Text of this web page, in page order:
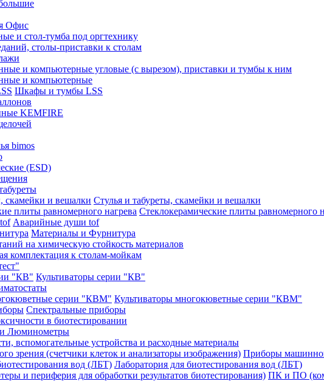
Офис
и стол-тумба под оргтехнику
столы-приставки к столам
и компьютерные угловые (с вырезом), приставки и тумбы к ним
и компьютерные
Шкафы и тумбы LSS
KEMFIRE
bimos
(ESD)
Стулья и табуреты, скамейки и вешалки
Стеклокерамические плиты равномерного
Аварийные души tof
Материалы и Фурнитура
на химическую стойкость материалов
комплектация к столам-мойкам
Культиваторы серии "КВ"
Культиваторы многокюветные серии "КВМ"
Спектральные приборы
в биотестировании
Люминометры
вспомогательные устройства и расходные материалы
Приборы
Лаборатория для биотестирования вод (ЛБТ)
ПК и ПО